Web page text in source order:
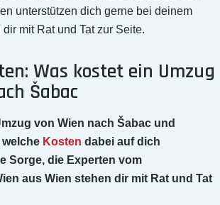
unterstützen dich gerne bei deinem
mit Rat und Tat zur Seite.
Was kostet ein Umzug
Šabac
von Wien nach Šabac und
Kosten dabei auf dich
Sorge, die Experten vom
aus Wien stehen dir mit Rat und Tat